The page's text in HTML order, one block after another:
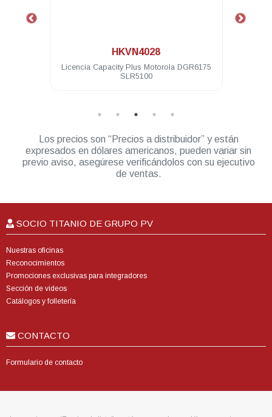
Capacity Plus Motorola DGR6175
Licencia servicio
Los precios son “Precios a distribuidor” y están
expresados en dólares americanos, pueden variar sin
previo aviso, asegúrese verificándolos con su ejecutivo
de ventas.
SOCIO TITANIO DE GRUPO PV
Nuestras oficinas
Reconocimientos
Promociones exclusivas para integradores
Sección de videos
Catálogos y folletería
CONTACTO
Formulario de contacto